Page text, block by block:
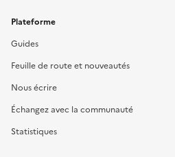
Plateforme
Guides
Feuille de route et nouveautés
Nous écrire
Échangez avec la communauté
Statistiques